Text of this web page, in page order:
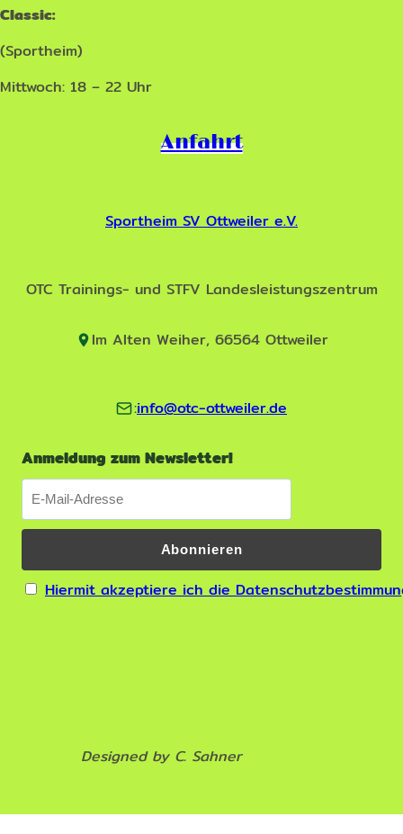
Classic:
(Sportheim)
Mittwoch: 18 – 22 Uhr
Anfahrt
Sportheim SV Ottweiler e.V.
OTC Trainings- und STFV Landesleistungszentrum
Im Alten Weiher, 66564 Ottweiler
:info@otc-ottweiler.de
Anmeldung zum Newsletter!
Hiermit akzeptiere ich die
Designed by C. Sahner